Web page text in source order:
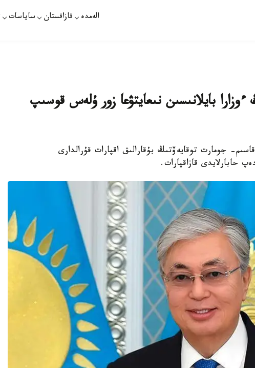
الەمدە قازاقستان ساياسات
بايلانىسىن نىعايتۋعا زور ۇلەس قوسىپ
جومارت توقايەۆتىڭ بۇقارالىق اقپارات قۇرالدارى
حابارلايدى قازاقپارات.